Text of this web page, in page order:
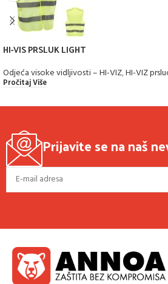
HI-VIS PRSLUK LIGHT
Odjeća visoke vidljivosti – HI-VIZ,HI-VIZ
Pročitaj Više
Prijavite se na naš